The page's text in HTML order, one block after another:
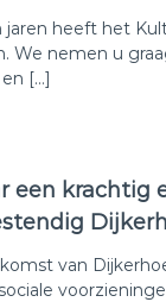
e
r
k
jaren heeft het
We nemen u
[…]
een krachtig
van